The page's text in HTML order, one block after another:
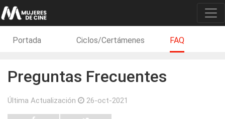
Portada Ciclos/Certámenes FAQ
Preguntas Frecuentes
Última Actualización 26-oct-2021